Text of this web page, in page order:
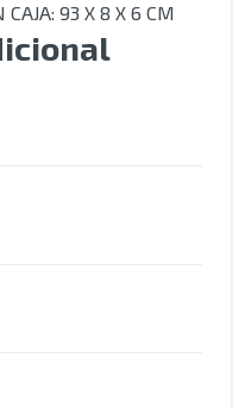
CAJA: 93 X 8 X 6 CM